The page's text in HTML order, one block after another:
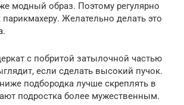
модный образ. Поэтому регулярно
парикмахеру. Желательно делать это
с побритой затылочной частью
если сделать высокий пучок.
подбородка лучше скреплять в
подростка более мужественным.